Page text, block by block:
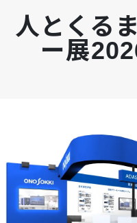
人とくる
ー展